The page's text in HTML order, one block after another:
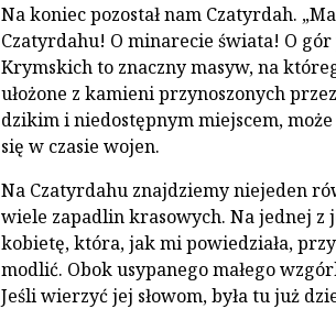
Na koniec pozostał nam Czatyrdah.
Czatyrdahu! O minarecie świata! O gór
Krymskich to znaczny masyw, na
ułożone z kamieni przynoszonych
dzikim i niedostępnym miejscem,
się w czasie wojen.
Na Czatyrdahu znajdziemy niejeden
wiele zapadlin krasowych. Na jednej z
kobietę, która, jak mi powiedziała,
modlić. Obok usypanego małego
Jeśli wierzyć jej słowom, była tu już